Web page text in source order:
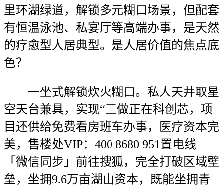
里环湖绿道，解锁多元糊口场景，但配套
有恒温泳池、私宴厅等高端办事，是天然
的疗愈型人居典型。是人居价值的焦点底
色？
一坐式解锁炊火糊口。私人天井取星
空天台兼具，实现“工做正在科创芯，项
目还供给免费看房班车办事，医疗资本完
美，售楼处VIP：400 8680 951置电线
「微信同步」前往搜狐，完全打破区域壁
垒，坐拥9.6万亩湖山资本，既能坐拥青